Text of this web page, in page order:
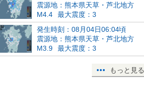
震源地：熊本県天草・芦北地方
M4.4
最大震度：3
発生時刻：08月04日06:04頃
震源地：熊本県天草・芦北地方
M3.9
最大震度：3
もっと見る